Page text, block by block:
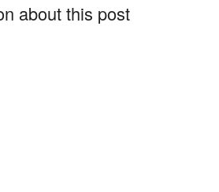
about this post